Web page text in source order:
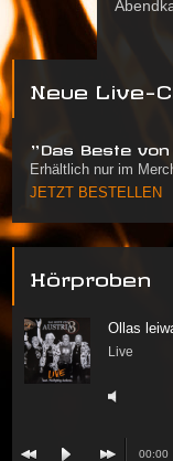
Neue Live-
"Das Beste
Erhältlich nur im
JETZT BESTELLEN
Hörproben
Ollas
Live
00:00